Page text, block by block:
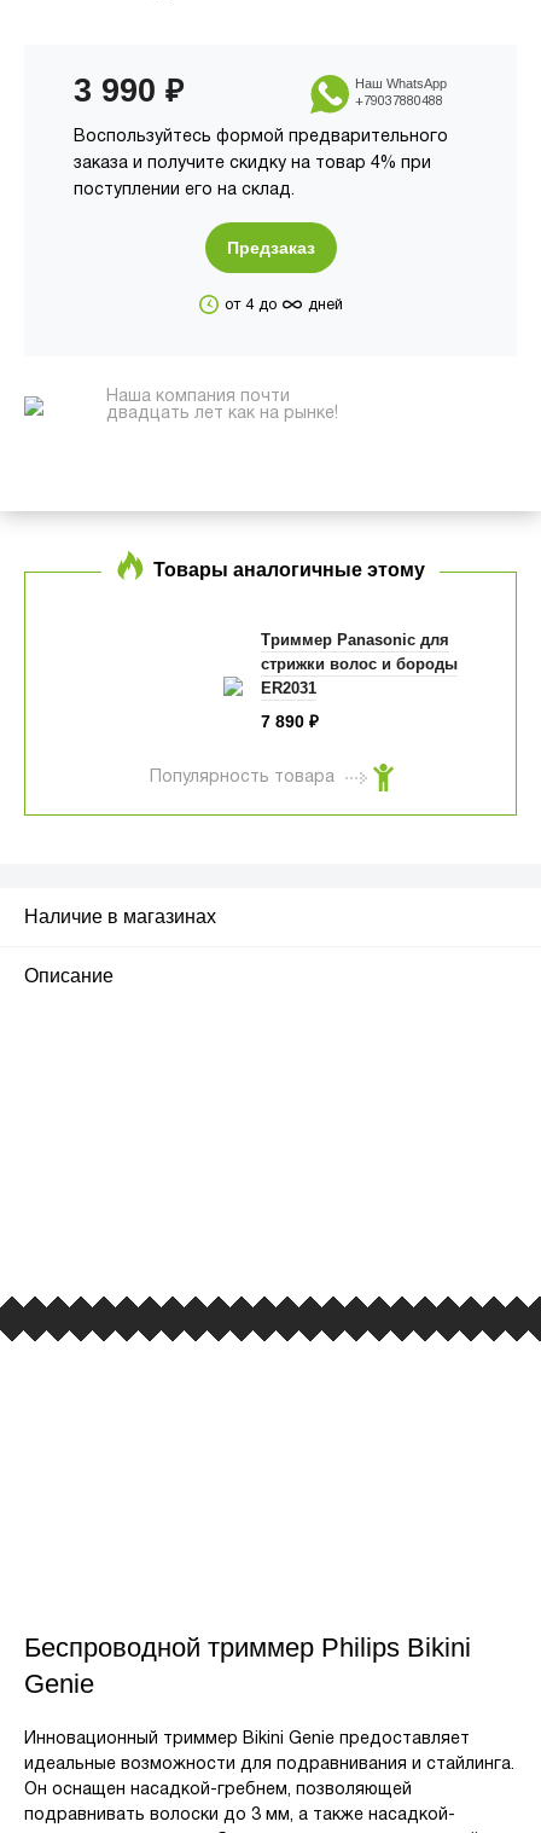
3 990 ₽
Воспользуйтесь формой предварительного
заказа и получите скидку на товар 4% при
поступлении его на склад.
Наш WhatsApp
+79037880488
Предзаказ
от 4 до ∞ дней
Наша компания почти
двадцать лет как на рынке!
Товары аналогичные этому
Триммер Panasonic для
стрижки волос и бороды
ER2031
7 890 ₽
Популярность товара
Наличие в магазинах
Описание
Беспроводной триммер Philips Bikini
Genie
Инновационный триммер Bikini Genie предоставляет
идеальные возможности для подравнивания и стайлинга.
Он оснащен насадкой-гребнем, позволяющей
подравнивать волоски до 3 мм, а также насадкой-